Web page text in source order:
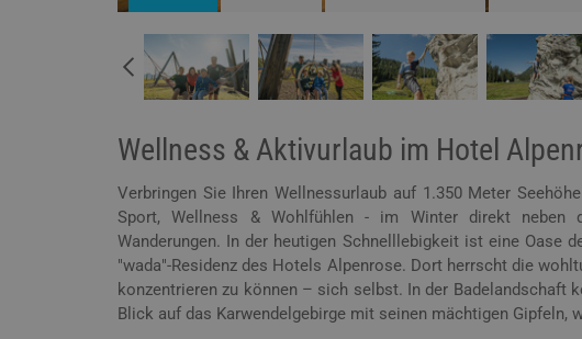
Wellness & Aktivurlaub im Hotel
Verbringen Sie Ihren Wellnessurlaub auf 1.350 Meter
Sport, Wellness & Wohlfühlen - im Winter direkt neben
Wanderungen. In der heutigen Schnelllebigkeit ist eine Oase
"wada"-Residenz des Hotels Alpenrose. Dort herrscht die
konzentrieren zu können – sich selbst. In der Badelandschaft
Blick auf das Karwendelgebirge mit seinen mächtigen Gipfeln,